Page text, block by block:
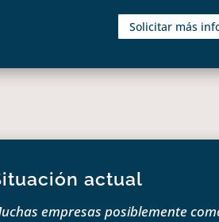
Solicitar más
actual
empresas posiblemente